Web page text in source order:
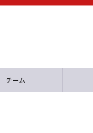
-
チーム